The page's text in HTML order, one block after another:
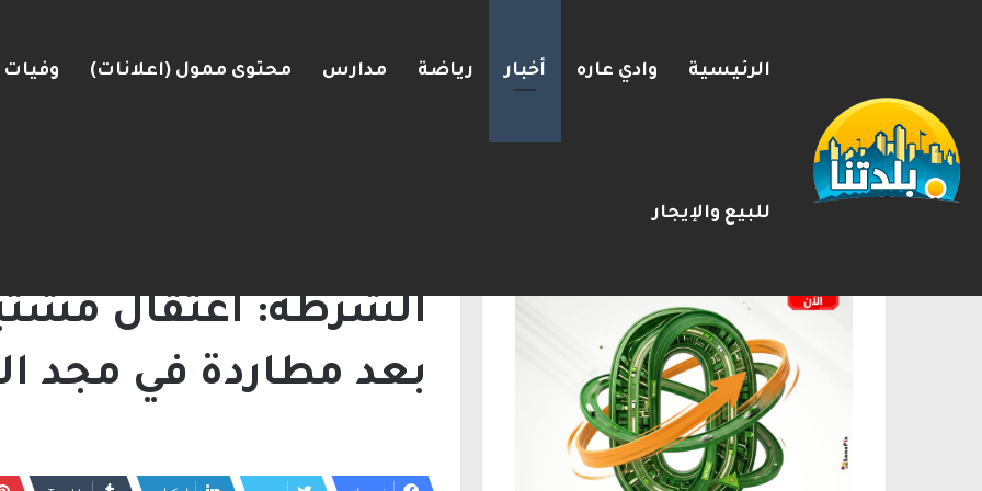
الرئيسية وادي عاره أخبار رياضة مدارس محتوى ممول (اعلانات) وفيات
للبيع والإيجار
بزشكيان يلوّح بالاستقالة للضغط نحو اتفاق مع واشنطن
الشرطة: اعتقال
بعد مطاردة في مجد
الإعلانات